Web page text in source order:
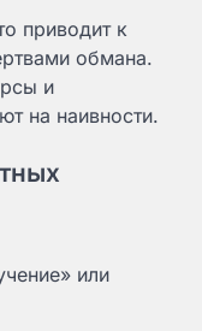
приводит к
обмана.
и
на наивности.
или